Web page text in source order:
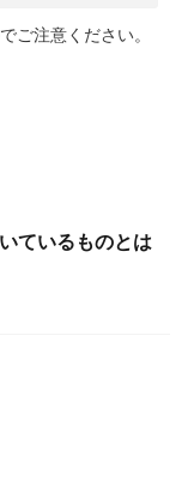
ご注意ください。
ているものとは